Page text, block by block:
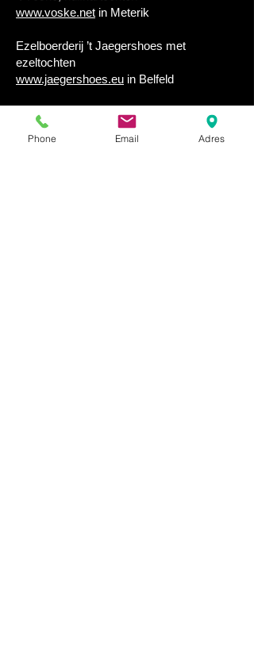
www.voske.net in Meterik
Ezelboerderij ’t Jaegershoes met
ezeltochten
www.jaegershoes.eu in Belfeld
Ezelgasterij aan de Maasheggen
www.ezelgasterij.nl
in Groeningen
Phone Email Adres